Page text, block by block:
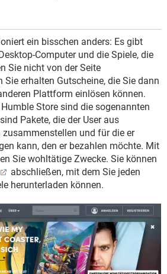
ein bisschen anders: Es gibt
Computer und die Spiele, die
Sie nicht von der Seite
Sie erhalten Gutscheine, die Sie dann
Plattform einlösen können.
Store sind die sogenannten
Pakete, die der User aus
zusammenstellen und für die er
kann, den er bezahlen möchte. Mit
Sie wohltätige Zwecke. Sie können
abschließen, mit dem Sie jeden
herunterladen können.